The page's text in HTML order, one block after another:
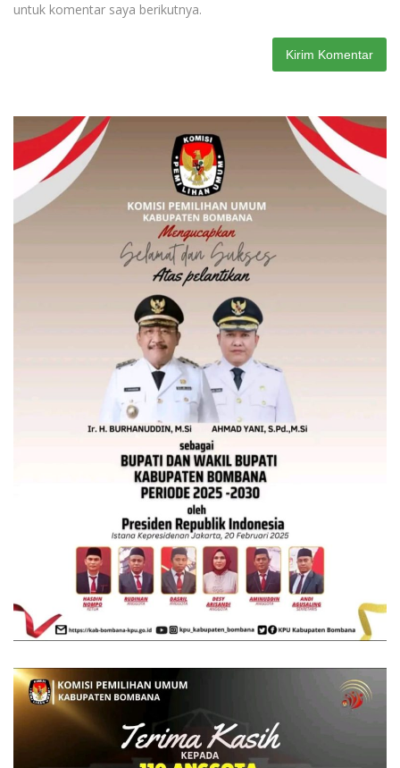
untuk komentar saya berikutnya.